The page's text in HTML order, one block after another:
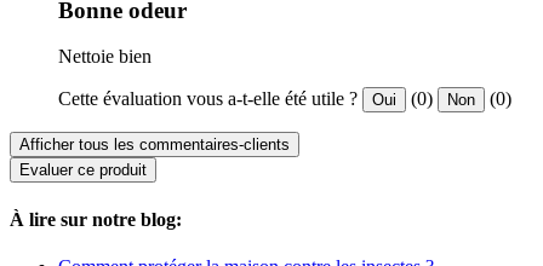
Bonne odeur
Nettoie bien
Cette évaluation vous a-t-elle été utile ? Oui (0) Non (0)
Afficher tous les commentaires-clients
Evaluer ce produit
À lire sur notre blog: